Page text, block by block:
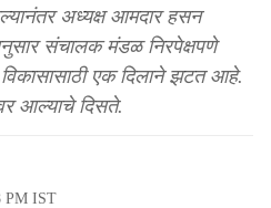
अध्यक्ष आमदार हसन
संचालक मंडळ निरपेक्षपणे
विकासासाठी एक दिलाने झटत आहे.
आल्याचे दिसते.
PM IST